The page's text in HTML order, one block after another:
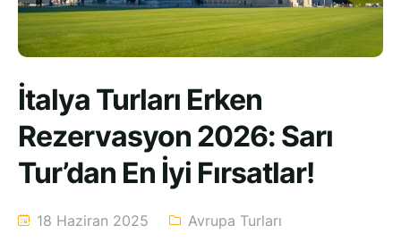
İtalya Turları Erken
Rezervasyon 2026: Sarı
Tur’dan En İyi Fırsatlar!
18 Haziran 2025 Avrupa Turları